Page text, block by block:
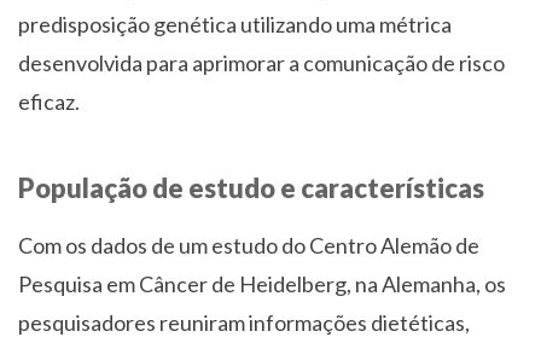
predisposição genética utilizando uma métrica
desenvolvida para aprimorar a comunicação de risco
eficaz.
População de estudo e características
Com os dados de um estudo do Centro Alemão de
Pesquisa em Câncer de Heidelberg, na Alemanha, os
pesquisadores reuniram informações dietéticas,